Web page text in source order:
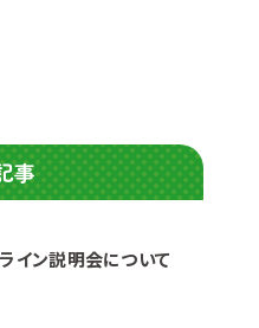
事
イン説明会について